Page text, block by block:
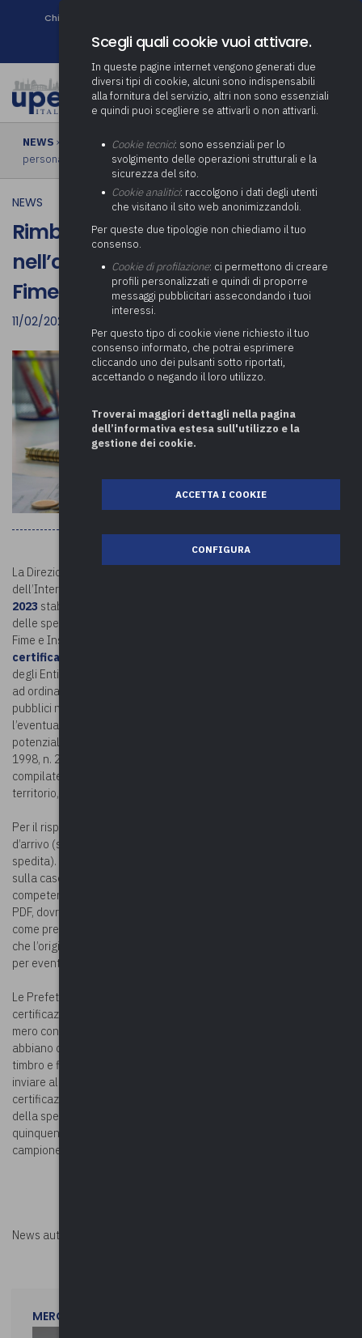
Chi siamo
Newsletter
NEWS › Rimborso spesa sostenuta nell’anno 2022 per il
personale ex Fime e Insud. Contributo anno 2023
NEWS
Rimborso spesa sostenuta
nell’anno 2022 per il personale ex
Fime e Insud. Contributo anno 2023
11/02/2023
La Direzione centrale della Finanza locale del Ministero
dell’Interno, con la
2023 stabilisce criteri, tempi e modalità per la richiesta di rimborso
delle spese sostenute nell’anno 2022 per il personale assunto ex
Fime e Insud. A tal fine, è stato predisposto l’allegato
certificazione
degli Enti Locali nonché da tutte le Amministrazioni statali, anche
ad ordinamento autonomo, e da altre Amministrazioni ed Enti
pubblici non economici, aventi titolo. Per la definizione e
l’eventuale erogazione del contributo, gli enti aventi
potenzialmente titolo, ai sensi dell’art. 1 della Legge 23 luglio
1998, n. 251, devono trasmettere le certificazioni debitamente
compilate e sottoscritte, alle Prefetture-UTG competenti per
territorio, entro il 3 aprile 2023.
Per il rispetto del predetto termine verrà presa in esame la data
d’arrivo (se consegnata a mano) o quella del timbro postale (se
spedita). È possibile inviare la certificazione di che trattasi anche
sulla casella di posta certificata elettronica della Prefettura-UTG
competente per territorio. In questo caso il certificato, in formato
PDF, dovrà recare la firma autografa del Responsabile del Servizio
come previsto nell’allegato modello di certificazione. Resta inteso
che l’originale del certificato dovrà essere conservato ed esibito
per eventuali verifiche.
Le Prefetture-UTG provvederanno a raccogliere tutte le
certificazioni trasmesse dagli enti richiedenti e ad effettuare un
mero controllo formale, ovvero verificare che gli enti stessi
abbiano compilato in tutte le parti il certificato, abbiano apposto il
timbro e firmato la certificazione. Le Prefetture-UTG dovranno
inviare al Ministero dell’Interno, entro il 31 maggio 2023, le
certificazioni trasmesse dagli enti. Gli originali dei giustificativi
della spesa dovranno essere conservati dall’ente per un
quinquennio e rimanere a disposizione per eventuali controlli a
campione.
News autorizzata da
MERCOLEDì 29 LUGLIO 2026
Scegli quali cookie vuoi attivare.
In queste pagine internet vengono generati due
diversi tipi di cookie, alcuni sono indispensabili
alla fornitura del servizio, altri non sono essenziali
e quindi puoi scegliere se attivarli o non attivarli.
Cookie tecnici: sono essenziali per lo
svolgimento delle operazioni strutturali e la
sicurezza del sito.
Cookie analitici: raccolgono i dati degli utenti
che visitano il sito web anonimizzandoli.
Per queste due tipologie non chiediamo il tuo
consenso.
Cookie di profilazione: ci permettono di creare
profili personalizzati e quindi di proporre
messaggi pubblicitari assecondando i tuoi
interessi.
Per questo tipo di cookie viene richiesto il tuo
consenso informato, che potrai esprimere
cliccando uno dei pulsanti sotto riportati,
accettando o negando il loro utilizzo.
Troverai maggiori dettagli nella pagina
dell’informativa estesa sull'utilizzo e la
gestione dei cookie.
ACCETTA I COOKIE
CONFIGURA